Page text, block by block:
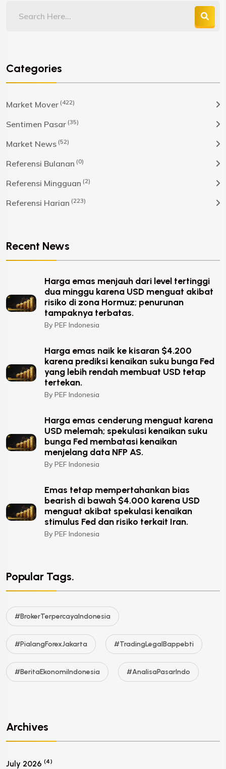
Categories
Market Mover (422)
Sentimen Pasar (35)
Market News (52)
Referensi Bulanan (0)
Referensi Mingguan (2)
Referensi Harian (223)
Recent News
Harga emas menjauh dari level tertinggi
dua minggu karena USD menguat akibat
risiko di zona Hormuz; penurunan
tampaknya terbatas.
By PEF Indonesia
Harga emas naik ke kisaran $4.200
karena prediksi kenaikan suku bunga Fed
yang lebih rendah membuat USD tetap
tertekan.
By PEF Indonesia
Harga emas cenderung menguat karena
USD melemah; spekulasi kenaikan suku
bunga Fed membatasi kenaikan
menjelang data NFP AS.
By PEF Indonesia
Emas tetap mempertahankan bias
bearish di bawah $4.000 karena USD
menguat akibat spekulasi kenaikan
stimulus Fed dan risiko terkait Iran.
By PEF Indonesia
Popular Tags.
#BrokerTerpercayaIndonesia
#PialangForexJakarta #TradingLegalBappebti
#BeritaEkonomiIndonesia #AnalisaPasarIndo
Archives
July 2026 (4)